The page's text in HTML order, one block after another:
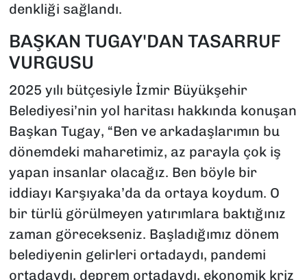
denkliği sağlandı.
BAŞKAN TUGAY'DAN TASARRUF
VURGUSU
2025 yılı bütçesiyle İzmir Büyükşehir
Belediyesi’nin yol haritası hakkında konuşan
Başkan Tugay, “Ben ve arkadaşlarımın bu
dönemdeki maharetimiz, az parayla çok iş
yapan insanlar olacağız. Ben böyle bir
iddiayı Karşıyaka’da da ortaya koydum. O
bir türlü görülmeyen yatırımlara baktığınız
zaman görecekseniz. Başladığımız dönem
belediyenin gelirleri ortadaydı, pandemi
ortadaydı, deprem ortadaydı, ekonomik kriz